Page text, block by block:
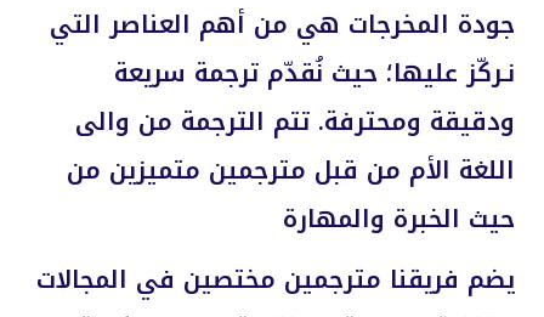
جودة المخرجات هي من أهم العناصر التي
نـركّز عليها؛ حيث نُقدّم ترجمة سريعة
ودقيقة ومحترفة. تتم الترجمة من والى
اللغة الأم من قبل مترجمين متميزين من
حيث الخبرة والمهارة
يضم فريقنا مترجمين مختصين في المجالات